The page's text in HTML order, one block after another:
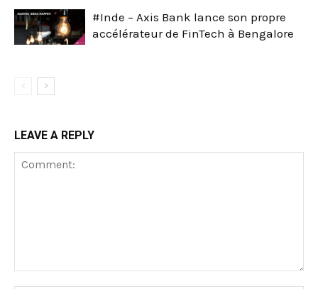
#Inde – Axis Bank lance son propre
accélérateur de FinTech à Bengalore
LEAVE A REPLY